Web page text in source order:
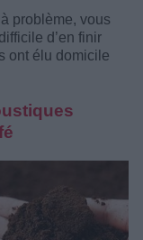
problème, vous
d’en finir
ont élu domicile